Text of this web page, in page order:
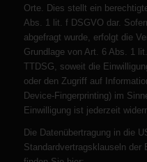
Orte. Dies stellt ein
Abs. 1 lit. f DSGVO dar.
abgefragt wurde, erfolgt die
Grundlage von Art. 6 Abs. 1
TTDSG, soweit die
oder den Zugriff auf
Device-Fingerprinting) im
Einwilligung ist jederzeit
Die Datenübertragung in die
Standardvertragsklauseln